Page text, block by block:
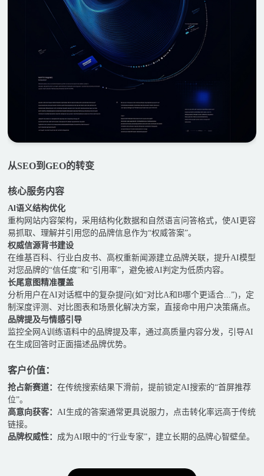
从SEO到GEO的转变
核心服务内容
Al语义结构优化
重构网站内容架构，采用结构化数据和自然语言问答格式，使AI更容
易抓取、理解并引用您的品牌信息作为“权威答案”。
权威信源背书建设
在维基百科、行业白皮书、高权重新闻源建立品牌关联，提升AI模型
对您品牌的“信任度”和“引用率”，避免被AI判定为低质内容。
长尾意图精准覆盖
分析用户在AI对话框中的复杂提问(如“对比A和B哪个更适合...”)，定
制深度评测、对比图表和场景化解决方案，直接命中用户决策痛点。
品牌提及与情感引导
监控全网A训练语料中的品牌提及率，通过高质量内容分发，引导AI
在生成回答时正面描述品牌优势。
客户价值：
抢占新赛道：在传统搜索结果下滑前，提前锁定AI搜索的“首屏推荐
位”。
高意向获客： AI生成的答案通常更具说服力，点击转化率远高于传统
链接。
品牌权威性： 成为AI眼中的“行业专家”，建立长期的品牌心智壁垒。